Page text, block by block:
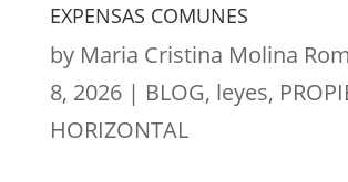
EXPENSAS COMUNES
by Maria Cristina Molina
8, 2026| BLOG, leyes,
HORIZONTAL